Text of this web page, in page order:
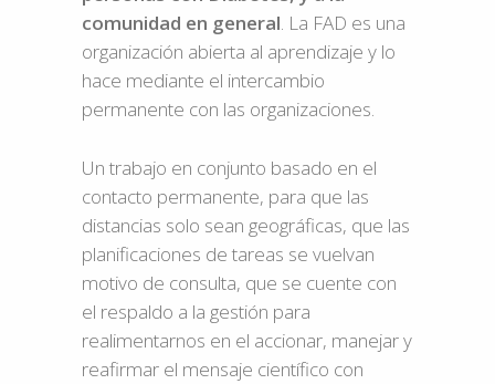
comunidad en general. La FAD es una
organización abierta al aprendizaje y lo
hace mediante el intercambio
permanente con las organizaciones.
Un trabajo en conjunto basado en el
contacto permanente, para que las
distancias solo sean geográficas, que las
planificaciones de tareas se vuelvan
motivo de consulta, que se cuente con
el respaldo a la gestión para
realimentarnos en el accionar, manejar y
reafirmar el mensaje científico con